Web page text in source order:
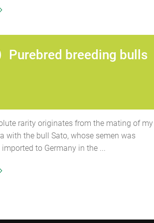
Purebred breeding bulls
rarity originates from the mating of my
with the bull Sato, whose semen was
to Germany in the ...